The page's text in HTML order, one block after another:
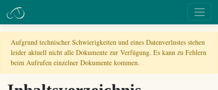
Aufgrund technischer Schwierigkeiten und eines Datenverlustes stehen
leider aktuell nicht alle Dokumente zur Verfügung. Es kann zu Fehlern
beim Aufrufen einzelner Dokumente kommen.